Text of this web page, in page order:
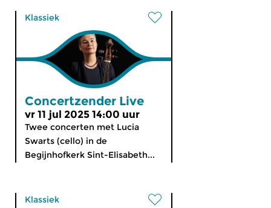
Klassiek
Concertzender Live
vr 11 jul 2025 14:00 uur
Twee concerten met Lucia
Swarts (cello) in de
Begijnhofkerk Sint-Elisabeth...
Klassiek